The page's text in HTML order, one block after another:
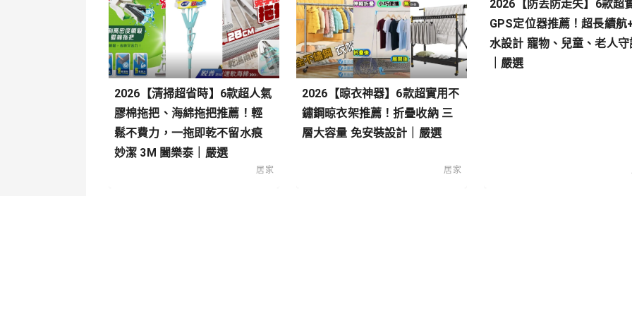
2026【清掃超省時】6款超人氣
膠棉拖把、海綿拖把推薦！輕
鬆不費力，一拖即乾不留水痕
妙潔 3M 闔樂泰｜嚴選
居家
2026【晾衣神器】6款超實用不
鏽鋼晾衣架推薦！折疊收納 三
層大容量 免安裝設計｜嚴選
居家